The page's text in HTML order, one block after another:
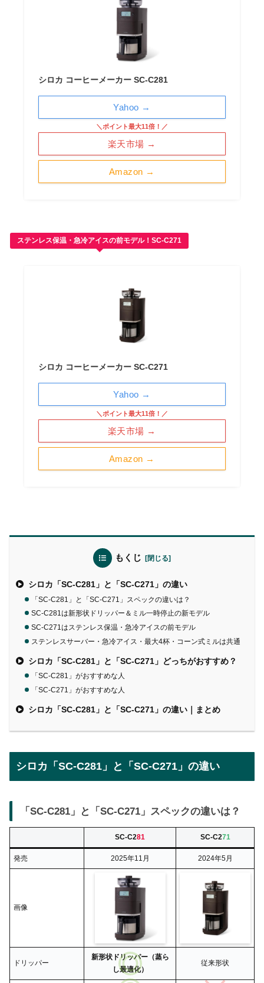
シロカ コーヒーメーカー SC-C281
Amazon →
＼ポイント最大11倍！／
楽天市場 →
Yahoo →
ステンレス保温・急冷アイスの前モデル！SC-C271
シロカ コーヒーメーカー SC-C271
Amazon →
＼ポイント最大11倍！／
楽天市場 →
Yahoo →
もくじ
シロカ「SC-C281」と「SC-C271」の違い
「SC-C281」と「SC-C271」スペックの違いは？
SC-C281は新形状ドリッパー＆ミル一時停止の新モデル
SC-C271はステンレス保温・急冷アイスの前モデル
ステンレスサーバー・急冷アイス・最大4杯・コーン式ミルは共通
シロカ「SC-C281」と「SC-C271」どっちがおすすめ？
「SC-C281」がおすすめな人
「SC-C271」がおすすめな人
シロカ「SC-C281」と「SC-C271」の違い｜まとめ
シロカ「SC-C281」と「SC-C271」の違い
「SC-C281」と「SC-C271」スペックの違いは？
SC-C281 SC-C271
発売 2025年11月 2024年5月
画像
ドリッパー
新形状ドリッパー（蒸ら
し最適化）
従来形状